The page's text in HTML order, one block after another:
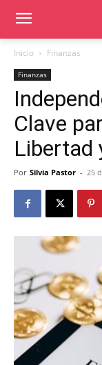
Inicio Finanzas
Finanzas
Clave
Libertad
Por Silvia Pastor - 25